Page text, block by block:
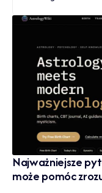
Najważniejsze
może pomóc